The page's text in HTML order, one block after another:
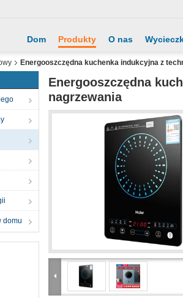
Dom Produkty O nas
Energooszczędna kuchenka indukcyjna z
domu
Energooszczędna
nagrzewania